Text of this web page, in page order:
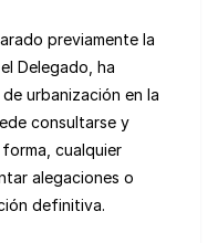
previamente la
Delegado, ha
urbanización en la
consultarse y
cualquier
alegaciones o
definitiva.